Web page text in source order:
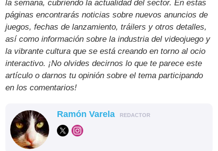
la semana, cubriendo la actualidad del sector. En estas
páginas encontrarás noticias sobre nuevos anuncios de
juegos, fechas de lanzamiento, tráilers y otros detalles,
así como información sobre la industria del videojuego y
la vibrante cultura que se está creando en torno al ocio
interactivo. ¡No olvides decirnos lo que te parece este
artículo o darnos tu opinión sobre el tema participando
en los comentarios!
Ramón Varela REDACTOR